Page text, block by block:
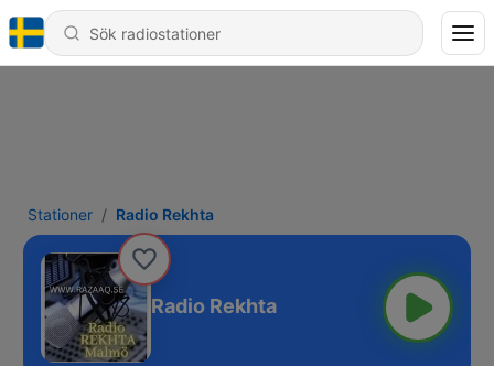
Stationer Radio Rekhta
Radio Rekhta